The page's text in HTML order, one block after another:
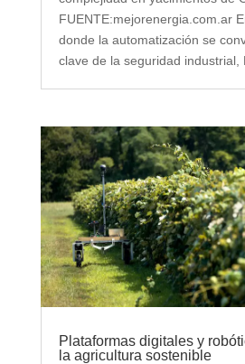
FUENTE:mejorenergia.com.ar
donde la automatización se
clave de la seguridad industrial,
Plataformas digitales y
la agricultura sostenible